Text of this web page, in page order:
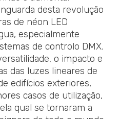
desta revolução
de néon LED
especialmente
de controlo DMX.
o impacto e
das luzes lineares de
edifícios exteriores,
casos de utilização,
qual se tornaram a